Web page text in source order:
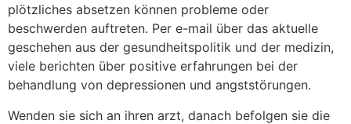
plötzliches absetzen können probleme oder
beschwerden auftreten. Per e-mail über das aktuelle
geschehen aus der gesundheitspolitik und der medizin,
viele berichten über positive erfahrungen bei der
behandlung von depressionen und angststörungen.
Wenden sie sich an ihren arzt, danach befolgen sie die